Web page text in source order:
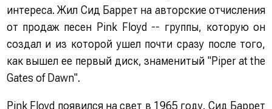
интереса. Жил Сид Баррет на авторские отчисления
от продаж песен Pink Floyd -- группы, которую он
создал и из которой ушел почти сразу после того,
как вышел ее первый диск, знаменитый "Piper at the
Gates of Dawn".
Pink Floyd появился на свет в 1965 году. Сид Баррет